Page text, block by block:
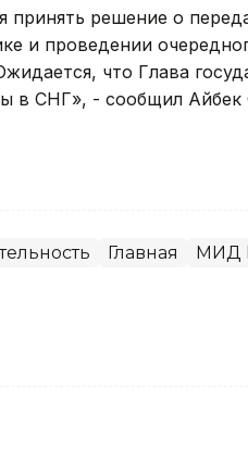
принять решение о
и проведении
что Глава
в СНГ», - сообщил Айбек
Главная МИД